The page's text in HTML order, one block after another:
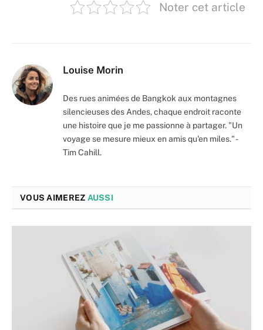
Noter cet article
Louise Morin
Des rues animées de Bangkok aux montagnes
silencieuses des Andes, chaque endroit raconte
une histoire que je me passionne à partager. "Un
voyage se mesure mieux en amis qu'en miles." -
Tim Cahill.
VOUS AIMEREZ AUSSI